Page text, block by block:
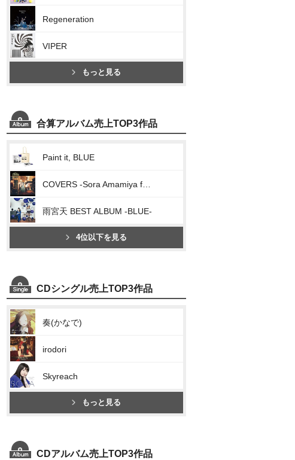
Regeneration
VIPER
もっと見る
合算アルバム売上TOP3作品
Paint it, BLUE
雨宮天 BEST ALBUM -BLUE-
4位以下を見る
CDシングル売上TOP3作品
奏(かなで)
irodori
Skyreach
もっと見る
CDアルバム売上TOP3作品